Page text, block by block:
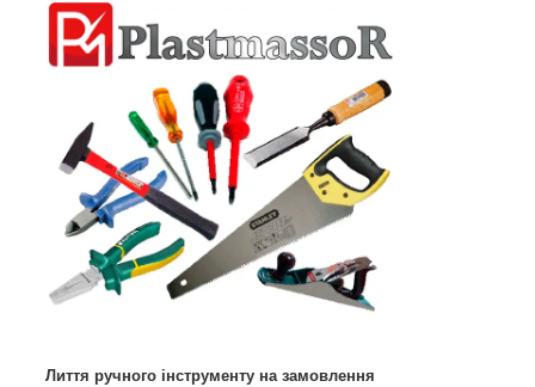
Лиття ручного інструменту на замовлення